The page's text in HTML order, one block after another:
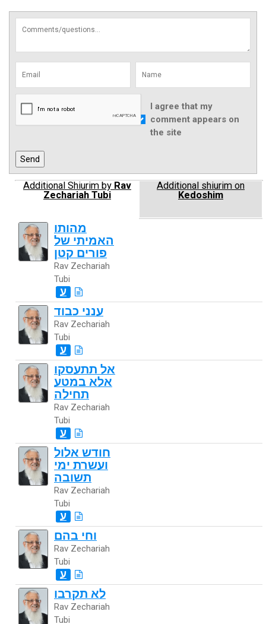
I agree that my
comment appears on
the site
Additional Shiurim by Rav
Zechariah Tubi
Additional shiurim on
Kedoshim
מהותו
האמיתי של
פורים קטן
Rav Zechariah
Tubi
ע
ענני כבוד
Rav Zechariah
Tubi
ע
אל תתעסקו
אלא במטע
תחילה
Rav Zechariah
Tubi
ע
חודש אלול
ועשרת ימי
תשובה
Rav Zechariah
Tubi
ע
וחי בהם
Rav Zechariah
Tubi
ע
לא תקרבו
Rav Zechariah
Tubi